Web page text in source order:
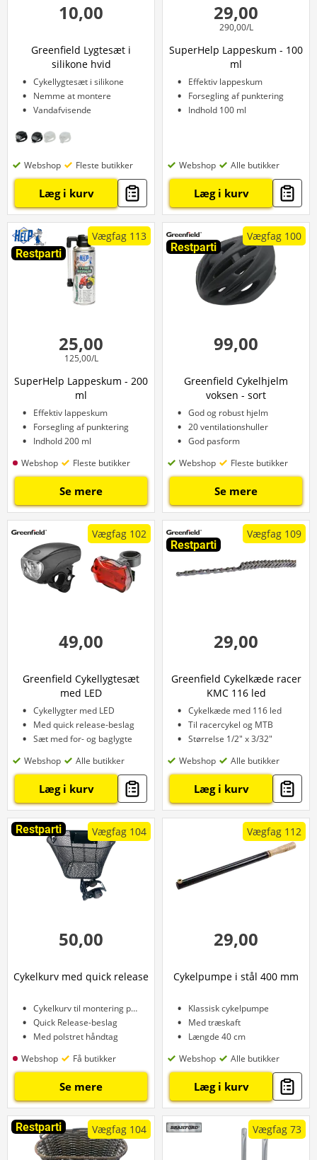
10,00
Greenfield Lygtesæt i
silikone hvid
Cykellygtesæt i silikone
Nemme at montere
Vandafvisende
Webshop Fleste butikker
Læg i kurv
29,00
290,00/L
SuperHelp Lappeskum - 100
ml
Effektiv lappeskum
Forsegling af punktering
Indhold 100 ml
Webshop Alle butikker
Læg i kurv
Restparti
Vægfag 113
25,00
125,00/L
SuperHelp Lappeskum - 200
ml
Effektiv lappeskum
Forsegling af punktering
Indhold 200 ml
Webshop
Fleste butikker
Se mere
Restparti
Vægfag 100
99,00
Greenfield Cykelhjelm
voksen - sort
God og robust hjelm
20 ventilationshuller
God pasform
Webshop
Fleste butikker
Se mere
Vægfag 102
49,00
Greenfield Cykellygtesæt
med LED
Cykellygter med LED
Med quick release-beslag
Sæt med for- og baglygte
Webshop
Alle butikker
Læg i kurv
Restparti
Vægfag 109
29,00
Greenfield Cykelkæde racer
KMC 116 led
Cykelkæde med 116 led
Til racercykel og MTB
Størrelse 1/2" x 3/32"
Webshop
Alle butikker
Læg i kurv
Restparti Vægfag 104
50,00
Cykelkurv med quick release
Cykelkurv til montering på styret
Quick Release-beslag
Med polstret håndtag
Webshop
Få butikker
Se mere
Vægfag 112
29,00
Cykelpumpe i stål 400 mm
Klassisk cykelpumpe
Med træskaft
Længde 40 cm
Webshop
Alle butikker
Læg i kurv
Restparti Vægfag 104 Vægfag 73